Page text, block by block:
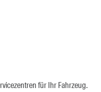
für Ihr Fahrzeug.